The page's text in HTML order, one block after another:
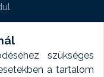
szükséges
a tartalom